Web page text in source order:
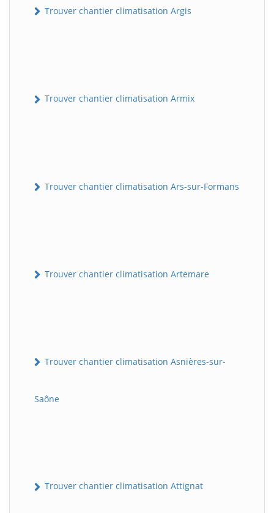
Trouver chantier climatisation Argis
Trouver chantier climatisation Armix
Trouver chantier climatisation Ars-sur-Formans
Trouver chantier climatisation Artemare
Trouver chantier climatisation Asnières-sur-
Saône
Trouver chantier climatisation Attignat